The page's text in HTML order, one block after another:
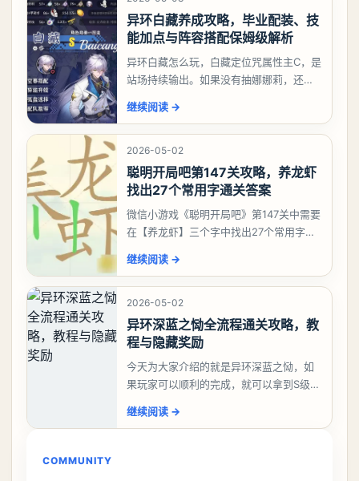
异环白藏养成攻略，毕业配装、技
能加点与阵容搭配保姆级解析
异环白藏怎么玩，白藏定位咒属性主C，是
站场持续输出。如果没有抽娜娜莉，还没
有娜娜莉缺另外一个二队C想打深渊也可以
考虑养个白藏
继续阅读 →
2026-05-02
聪明开局吧第147关攻略，养龙虾
找出27个常用字通关答案
微信小游戏《聪明开局吧》第147关中需要
在【养龙虾】三个字中找出27个常用字，
大、夫、夰、巾、中、虫、下、虾、卜、
囗、吓、卟、
继续阅读 →
2026-05-02
异环深蓝之恸全流程通关攻略，教
程与隐藏奖励
今天为大家介绍的就是异环深蓝之恸，如
果玩家可以顺利的完成，就可以拿到S级弧
比较高的，对于那些新手玩家并不建议直
继续阅读 →
COMMUNITY